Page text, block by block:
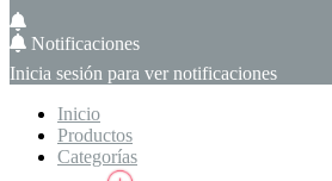
Notificaciones
Inicia sesión para ver notificaciones
Inicio
Productos
Categorías